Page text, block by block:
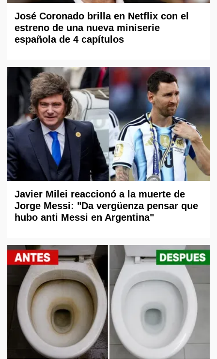
José Coronado brilla en Netflix con el
estreno de una nueva miniserie
española de 4 capítulos
Javier Milei reaccionó a la muerte de
Jorge Messi: "Da vergüenza pensar que
hubo anti Messi en Argentina"